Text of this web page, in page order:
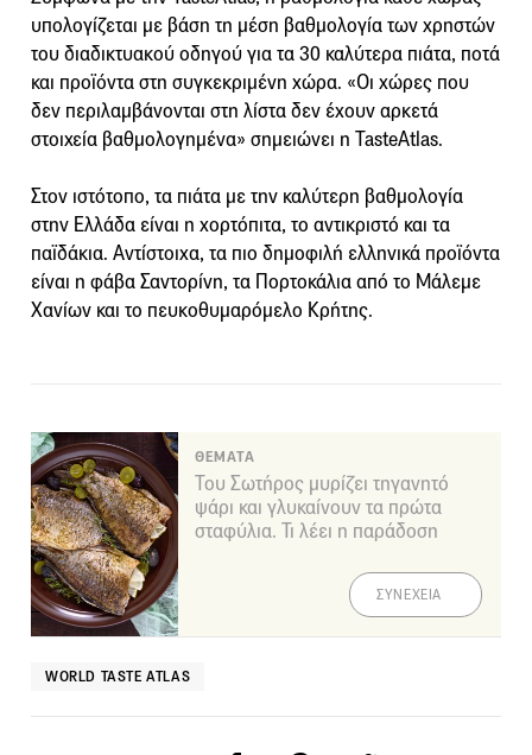
υπολογίζεται με βάση τη μέση βαθμολογία των χρηστών
του διαδικτυακού οδηγού για τα 30 καλύτερα πιάτα, ποτά
και προϊόντα στη συγκεκριμένη χώρα. «Οι χώρες που
δεν περιλαμβάνονται στη λίστα δεν έχουν αρκετά
στοιχεία βαθμολογημένα» σημειώνει η TasteAtlas.
Στον ιστότοπο, τα πιάτα με την καλύτερη βαθμολογία
στην Ελλάδα είναι η χορτόπιτα, το αντικριστό και τα
παϊδάκια. Αντίστοιχα, τα πιο δημοφιλή ελληνικά προϊόντα
είναι η φάβα Σαντορίνη, τα Πορτοκάλια από το Μάλεμε
Χανίων και το πευκοθυμαρόμελο Κρήτης.
ΘΕΜΑΤΑ
Του Σωτήρος μυρίζει τηγανητό
ψάρι και γλυκαίνουν τα πρώτα
σταφύλια. Τι λέει η παράδοση
ΣΥΝΕΧΕΙΑ
WORLD TASTE ATLAS